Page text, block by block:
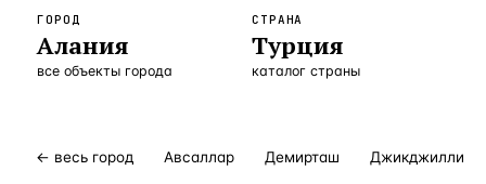
Алания
Бангкок — Локация
Стамбул —Локация Турция · 2
ГОРОД
Алания
все объекты города
СТРАНА
Турция
каталог страны
← весь город Авсаллар Демирташ Джикджилли